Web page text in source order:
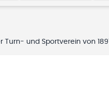
Turn- und Sportverein von